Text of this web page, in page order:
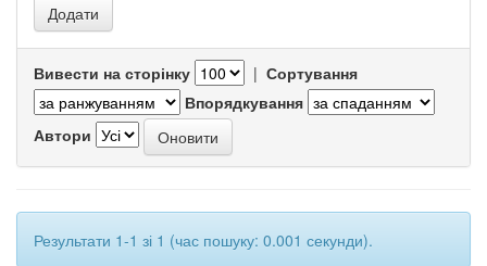
Вивести на сторінку | Сортування
Впорядкування
Автори
Результати 1-1 зі 1 (час пошуку: 0.001 секунди).